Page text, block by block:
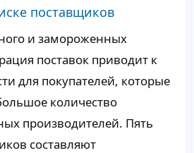
поставщиков
и замороженных
поставок приводит к
для покупателей, которые
количество
производителей. Пять
составляют